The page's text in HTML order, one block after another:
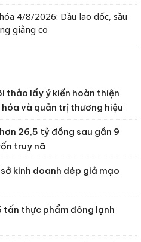
4/8/2026: Dầu lao dốc, sầu
giằng co
thảo lấy ý kiến hoàn thiện
và quản trị thương hiệu
26,5 tỷ đồng sau gần 9
truy nã
kinh doanh dép giả mạo
tấn thực phẩm đông lạnh